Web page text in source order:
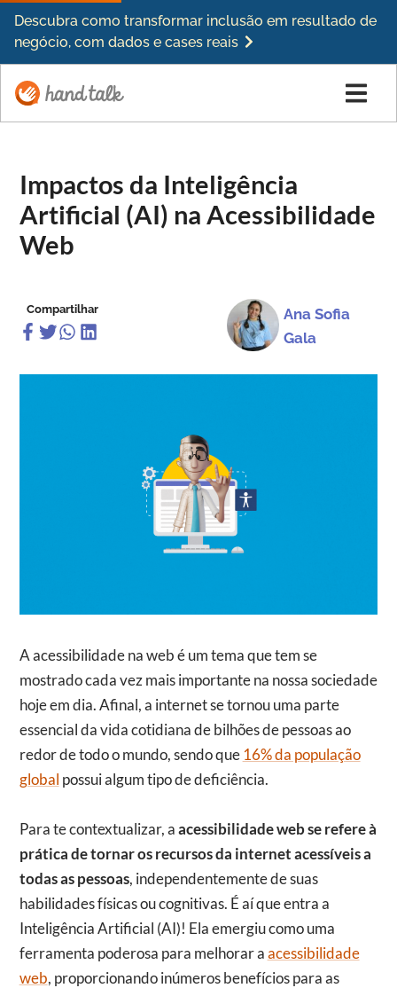
Descubra como transformar inclusão em resultado de
negócio, com dados e cases reais
Impactos da Inteligência
Artificial (AI) na Acessibilidade
Web
Ana Sofia
Gala
Compartilhar
A acessibilidade na web é um tema que tem se
mostrado cada vez mais importante na nossa sociedade
hoje em dia. Afinal, a internet se tornou uma parte
essencial da vida cotidiana de bilhões de pessoas ao
redor de todo o mundo, sendo que16% da população
global possui algum tipo de deficiência.
Para te contextualizar, aacessibilidade web se refere à
prática de tornar os recursos da internet acessíveis a
todas as pessoas, independentemente de suas
habilidades físicas ou cognitivas. É aí que entra a
Inteligência Artificial (AI)! Ela emergiu como uma
ferramenta poderosa para melhorar aacessibilidade
web, proporcionando inúmeros benefícios para as